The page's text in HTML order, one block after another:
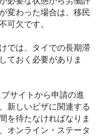
変わった場合は、移民
可欠です。
では、タイでの長期滞
ておく必要がありま
サイトから申請の進
新しいビザに関連する
を待たなければなりま
オンライン・ステータ